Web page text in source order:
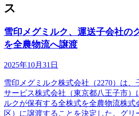
ス
雪印メグミルク、運送子会社の
を全農物流へ譲渡
2025年10月31日
雪印メグミルク株式会社（2270）は
サービス株式会社（東京都八王子市）
ルクが保有する全株式を全農物流株式
区）に譲渡することを決定した。グリ